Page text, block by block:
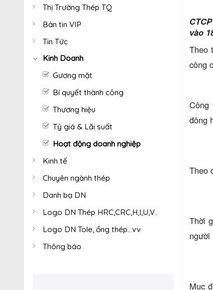
Thị Trường Thép TQ
Bản tin VIP
Tin Tức
Kinh Doanh
Gương mặt
Bí quyết thành công
Thương hiệu
Tỷ giá & Lãi suất
Hoạt động doanh nghiệp
Kinh tế
Chuyên ngành thép
Danh bạ DN
Logo DN Thép HRC,CRC,H,I,U,V..
Logo DN Tole, ống thép...vv
Thông báo
vào
Theo
công
Công
đông
Theo
Thời
người
Mục